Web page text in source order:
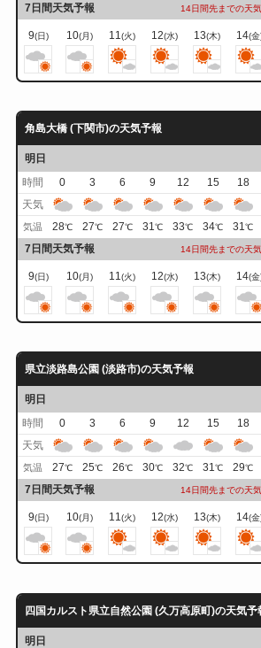
7日間天気予報 14日間先までの天
9(日) 10(月) 11(火) 12(水) 13(木) 14(金
角島大橋 (下関市)の天気予報
明日
時間
0 3 6 9 12 15 18
天気
気温 28℃ 27℃ 27℃ 31℃ 33℃ 34℃ 31℃
7日間天気予報 14日間先までの天
9(日) 10(月) 11(火) 12(水) 13(木) 14(金
県立淡路島公園 (淡路市)の天気予報
明日
時間
0 3 6 9 12 15 18
天気
気温 27℃ 25℃ 26℃ 30℃ 32℃ 31℃ 29℃
7日間天気予報 14日間先までの天
9(日) 10(月) 11(火) 12(水) 13(木) 14(金
四国カルスト県立自然公園 (久万高原町)の天気予
明日